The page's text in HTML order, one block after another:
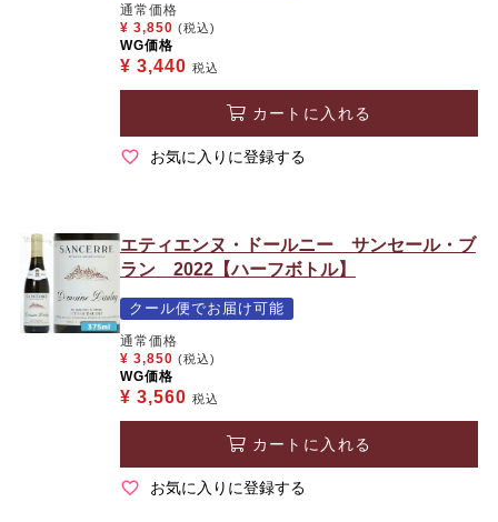
通常価格
¥ 3,850 (税込)
WG価格
¥ 3,440 税込
カートに入れる
お気に入りに登録する
エティエンヌ・ドールニー サンセール・ブ
ラン 2022【ハーフボトル】
クール便でお届け可能
通常価格
¥ 3,850 (税込)
WG価格
¥ 3,560 税込
カートに入れる
お気に入りに登録する